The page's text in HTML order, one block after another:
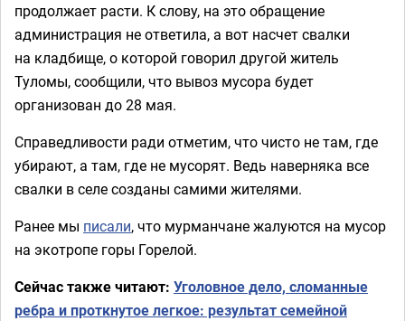
продолжает расти. К слову, на это обращение
администрация не ответила, а вот насчет свалки
на кладбище, о которой говорил другой житель
Туломы, сообщили, что вывоз мусора будет
организован до 28 мая.
Справедливости ради отметим, что чисто не там, где
убирают, а там, где не мусорят. Ведь наверняка все
свалки в селе созданы самими жителями.
Ранее мы писали, что мурманчане жалуются на мусор
на экотропе горы Горелой.
Сейчас также читают: Уголовное дело, сломанные
ребра и проткнутое легкое: результат семейной